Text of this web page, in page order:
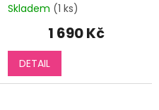
Skladem (1 ks)
1 690 Kč
DETAIL